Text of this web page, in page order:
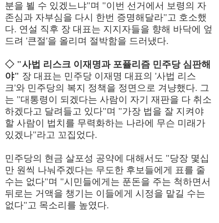
분을 뵐 수 있겠느냐"며 "이번 선거에서 보령의 자
존심과 자부심을 다시 한번 증명해달라"고 호소했
다. 연설 직후 장 대표는 지지자들을 향해 바닥에 엎
드려 '큰절'을 올리며 절박함을 드러냈다.
◇ "사법 리스크 이재명과 포퓰리즘 민주당 심판해
야" 장 대표는 민주당 이재명 대표의 '사법 리스
크'와 민주당의 복지 정책을 정면으로 겨냥했다. 그
는 "대통령이 되겠다는 사람이 자기 재판을 다 취소
하겠다고 달려들고 있다"며 "가장 법을 잘 지켜야
할 사람이 법치를 무력화하는 나라에 무슨 미래가
있겠나"라고 꼬집었다.
민주당의 현금 살포성 공약에 대해서도 "당장 몇십
만 원씩 나눠주겠다는 무도한 후보들에게 표를 줄
수는 없다"며 "시민들에게는 푼돈을 주는 척하면서
뒤로는 거액을 챙기는 이들에게 시정을 맡길 수는
없다"고 목소리를 높였다.